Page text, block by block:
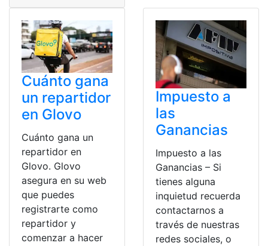
Cuánto gana
un repartidor
en Glovo
Cuánto gana un
repartidor en
Glovo. Glovo
asegura en su web
que puedes
registrarte como
repartidor y
comenzar a hacer
Impuesto a
las
Ganancias
Impuesto a las
Ganancias – Si
tienes alguna
inquietud recuerda
contactarnos a
través de nuestras
redes sociales, o